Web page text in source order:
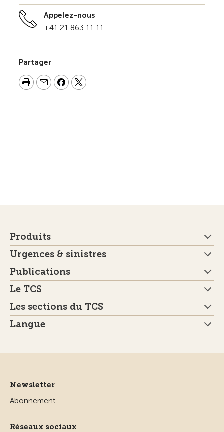
Appelez-nous
+41 21 863 11 11
Partager
Produits
Urgences & sinistres
Publications
Le TCS
Les sections du TCS
Langue
Newsletter
Abonnement
Réseaux sociaux